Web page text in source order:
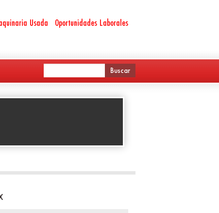
Usada Oportunidades Laborales